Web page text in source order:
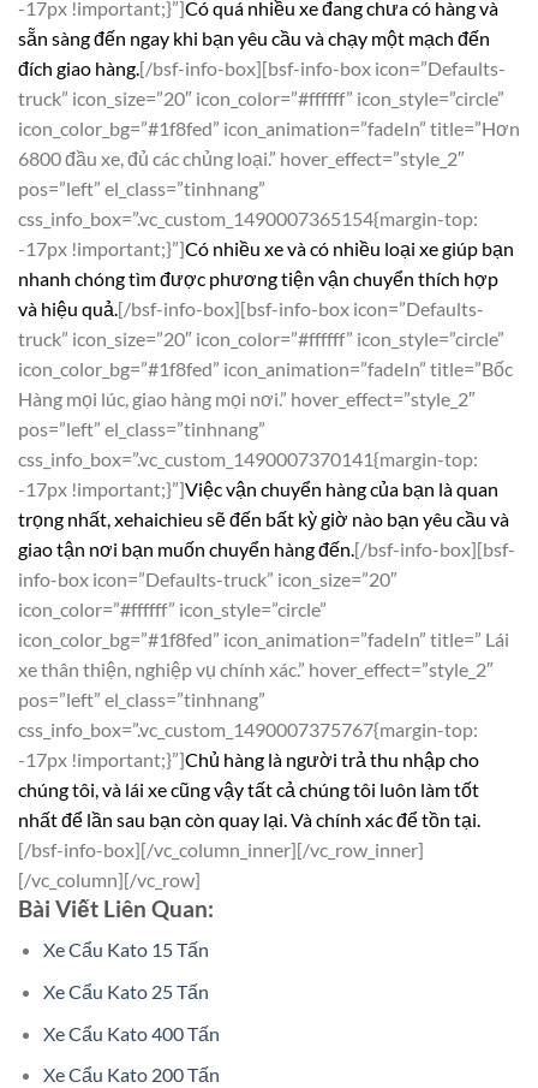
-17px !important;}”]Có quá nhiều xe đang chưa có hàng và
sẵn sàng đến ngay khi bạn yêu cầu và chạy một mạch đến
đích giao hàng. [/bsf-info-box][bsf-info-box icon=”Defaults-
truck” icon_size=”20″ icon_color=”#ffffff” icon_style=”circle”
icon_color_bg=”#1f8fed” icon_animation=”fadeIn” title=”Hơn
6800 đầu xe, đủ các chủng loại.” hover_effect=”style_2″
pos=”left” el_class=”tinhnang”
css_info_box=”.vc_custom_1490007365154{margin-top:
-17px !important;}”]Có nhiều xe và có nhiều loại xe giúp bạn
nhanh chóng tìm được phương tiện vận chuyển thích hợp
và hiệu quả. [/bsf-info-box][bsf-info-box icon=”Defaults-
truck” icon_size=”20″ icon_color=”#ffffff” icon_style=”circle”
icon_color_bg=”#1f8fed” icon_animation=”fadeIn” title=”Bốc
Hàng mọi lúc, giao hàng mọi nơi.” hover_effect=”style_2″
pos=”left” el_class=”tinhnang”
css_info_box=”.vc_custom_1490007370141{margin-top:
-17px !important;}”]Việc vận chuyển hàng của bạn là quan
trọng nhất, xehaichieu sẽ đến bất kỳ giờ nào bạn yêu cầu và
giao tận nơi bạn muốn chuyển hàng đến. [/bsf-info-box][bsf-
info-box icon=”Defaults-truck” icon_size=”20″
icon_color=”#ffffff” icon_style=”circle”
icon_color_bg=”#1f8fed” icon_animation=”fadeIn” title=” Lái
xe thân thiện, nghiệp vụ chính xác.” hover_effect=”style_2″
pos=”left” el_class=”tinhnang”
css_info_box=”.vc_custom_1490007375767{margin-top:
-17px !important;}”]Chủ hàng là người trả thu nhập cho
chúng tôi, và lái xe cũng vậy tất cả chúng tôi luôn làm tốt
nhất để lần sau bạn còn quay lại. Và chính xác để tồn tại.
[/bsf-info-box][/vc_column_inner][/vc_row_inner]
[/vc_column][/vc_row]
Bài Viết Liên Quan:
Xe Cẩu Kato 15 Tấn
Xe Cẩu Kato 25 Tấn
Xe Cẩu Kato 400 Tấn
Xe Cẩu Kato 200 Tấn